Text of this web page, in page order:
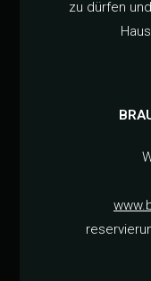
zu dürfen